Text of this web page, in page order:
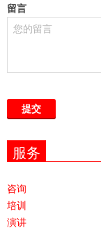
留言
服务
咨询
培训
演讲